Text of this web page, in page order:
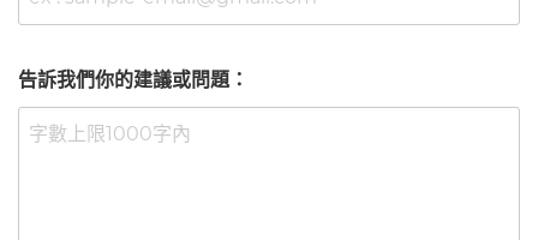
告訴我們你的建議或問題：